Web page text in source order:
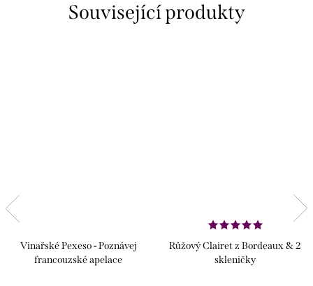
Související produkty
Vinařské Pexeso - Poznávej
francouzské apelace
Růžový Clairet z Bordeaux & 2
skleničky